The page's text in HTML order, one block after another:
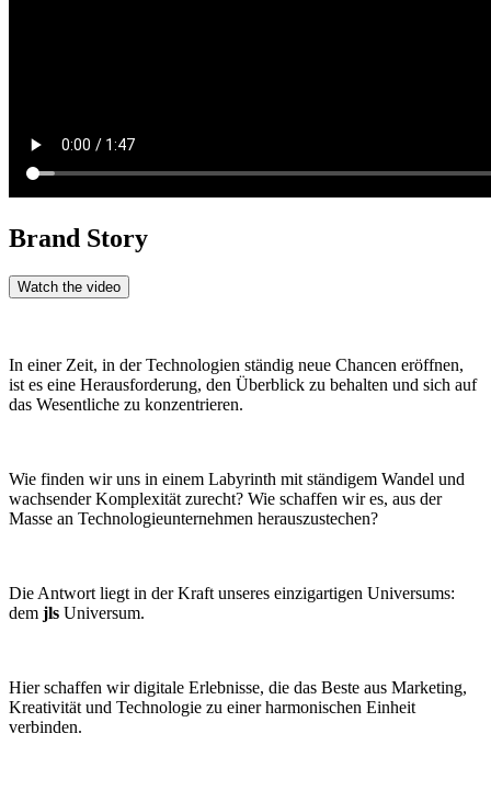
Brand Story
Watch the video
In einer Zeit, in der Technologien ständig neue Chancen eröffnen,
ist es eine Herausforderung, den Überblick zu behalten und sich auf
das Wesentliche zu konzentrieren.
Wie finden wir uns in einem Labyrinth mit ständigem Wandel und
wachsender Komplexität zurecht? Wie schaffen wir es, aus der
Masse an Technologieunternehmen herauszustechen?
Die Antwort liegt in der Kraft unseres einzigartigen Universums:
dem jls Universum.
Hier schaffen wir digitale Erlebnisse, die das Beste aus Marketing,
Kreativität und Technologie zu einer harmonischen Einheit
verbinden.